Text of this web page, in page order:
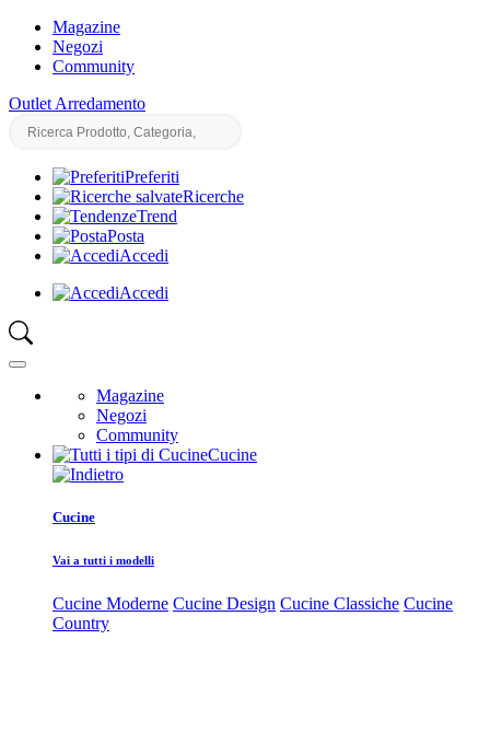
Magazine
Negozi
Community
Outlet Arredamento
Preferiti
Ricerche
Trend
Posta
Accedi
Accedi
Magazine
Negozi
Community
Cucine
Cucine
Vai a tutti i modelli
Cucine Moderne Cucine Design Cucine Classiche Cucine
Country